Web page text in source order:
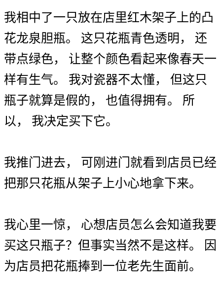
我相中了一只放在店里红木架子 上的凸
花龙泉胆瓶。 这只花瓶青色透明 ，
还
带点绿色， 让整个颜色看起来像春天一
样有生气。 我对瓷器不太懂， 但这只
瓶子就算是假的， 也值得拥有。
所
以 ， 我决定买下它。
我推门 进去， 可 刚 进门 就看到 店员 已经
把那只花瓶从架子 上小心地拿 下来。
我心里一惊， 心想店员怎么会知道我要
买这只瓶子？ 但事实当然不是这样。
因
为店员把花瓶捧到 一位老先生面前。